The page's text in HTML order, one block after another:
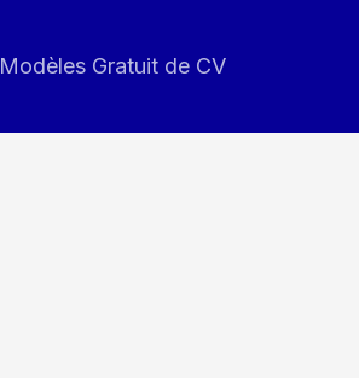
Modèles Gratuit de CV